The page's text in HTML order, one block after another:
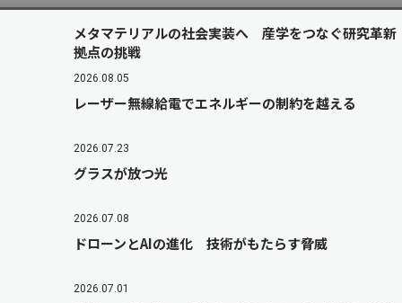
メタマテリアルの社会実装へ 産学をつなぐ研究革新
拠点の挑戦
2026.08.05
レーザー無線給電でエネルギーの制約を越える
2026.07.23
グラスが放つ光
2026.07.08
ドローンとAIの進化 技術がもたらす脅威
2026.07.01